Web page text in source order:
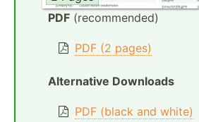
PDF (recommended)
PDF (2 pages)
Alternative Downloads
PDF (black and white)